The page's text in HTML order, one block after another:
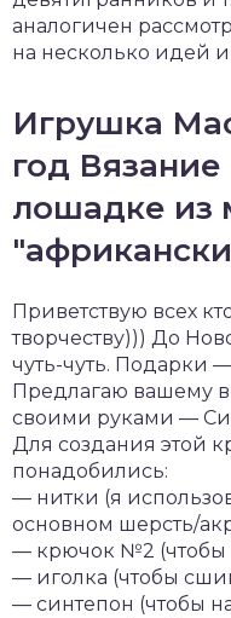
аналогичен
на несколько идей
Игрушка
год
лошадке из
Приветствую всех
творчеству))) До
чуть-чуть. Подарки
Предлагаю вашему
своими руками —
Для создания этой
понадобились:
— нитки (я
основном шерсть/
— крючок №2 (чтобы
— иголка (чтобы
— синтепон (чтобы